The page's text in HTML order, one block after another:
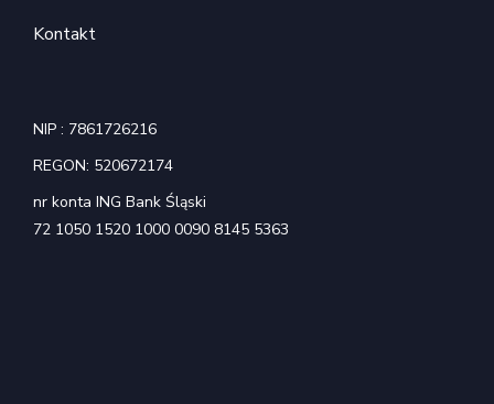
Kontakt
NIP : 7861726216
REGON: 520672174
nr konta ING Bank Śląski
72 1050 1520 1000 0090 8145 5363